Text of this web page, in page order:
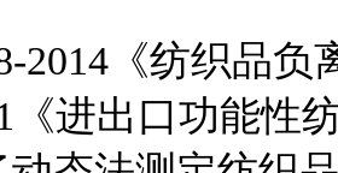
2014《纺织品
《进出口功能性